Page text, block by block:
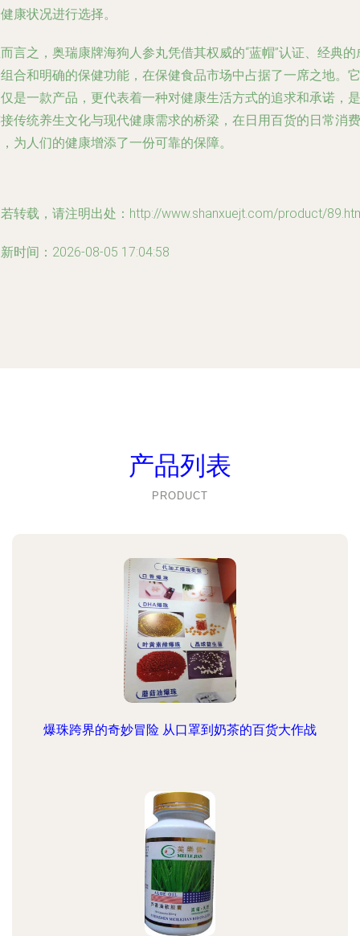
康状况进行选择。
言之，奥瑞康牌海狗人参丸凭借其权威的“蓝帽”认证、经典的
合和明确的保健功能，在保健食品市场中占据了一席之地。它
是一款产品，更代表着一种对健康生活方式的追求和承诺，是
传统养生文化与现代健康需求的桥梁，在日用百货的日常消费
为人们的健康增添了一份可靠的保障。
转载，请注明出处：http://www.shanxuejt.com/product/
时间：2026-08-05 17:04:58
产品列表
PRODUCT
爆珠跨界的奇妙冒险 从口罩到奶茶的百货大作战